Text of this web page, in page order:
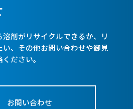
剤がリサイクルできるか、リ
、 その他お問い合わせや御見
ださい。
お問い合わせ